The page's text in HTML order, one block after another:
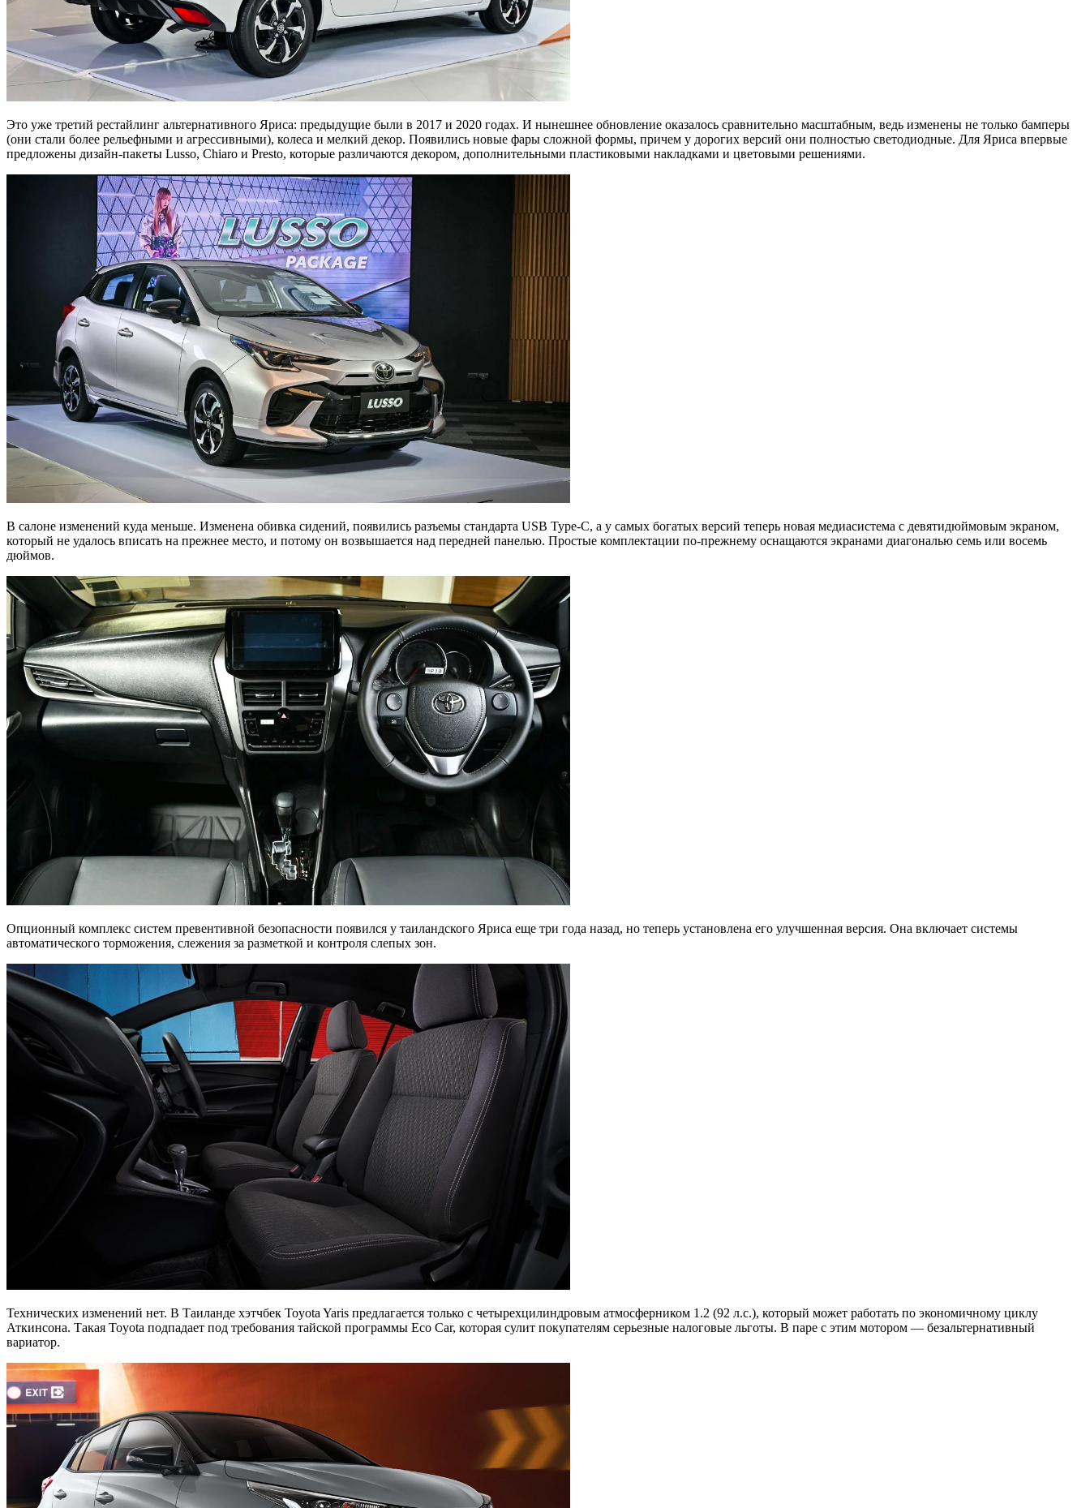
Это уже третий рестайлинг альтернативного Яриса: предыдущие были в 2017 и 2020 годах. И нынешнее обновление оказалось сравнительно масштабным, ведь изменены не только бамперы
(они стали более рельефными и агрессивными), колеса и мелкий декор. Появились новые фары сложной формы, причем у дорогих версий они полностью светодиодные. Для Яриса впервые
предложены дизайн-пакеты Lusso, Chiaro и Presto, которые различаются декором, дополнительными пластиковыми накладками и цветовыми решениями.
В салоне изменений куда меньше. Изменена обивка сидений, появились разъемы стандарта USB Type-C, а у самых богатых версий теперь новая медиасистема с девятидюймовым экраном,
который не удалось вписать на прежнее место, и потому он возвышается над передней панелью. Простые комплектации по-прежнему оснащаются экранами диагональю семь или восемь
дюймов.
Опционный комплекс систем превентивной безопасности появился у таиландского Яриса еще три года назад, но теперь установлена его улучшенная версия. Она включает системы
автоматического торможения, слежения за разметкой и контроля слепых зон.
Технических изменений нет. В Таиланде хэтчбек Toyota Yaris предлагается только с четырехцилиндровым атмосферником 1.2 (92 л.с.), который может работать по экономичному циклу
Аткинсона. Такая Toyota подпадает под требования тайской программы Eco Car, которая сулит покупателям серьезные налоговые льготы. В паре с этим мотором — безальтернативный
вариатор.